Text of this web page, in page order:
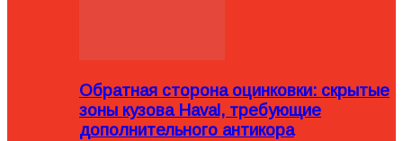
Обратная сторона оцинковки: скрытые
зоны кузова Haval, требующие
дополнительного антикора